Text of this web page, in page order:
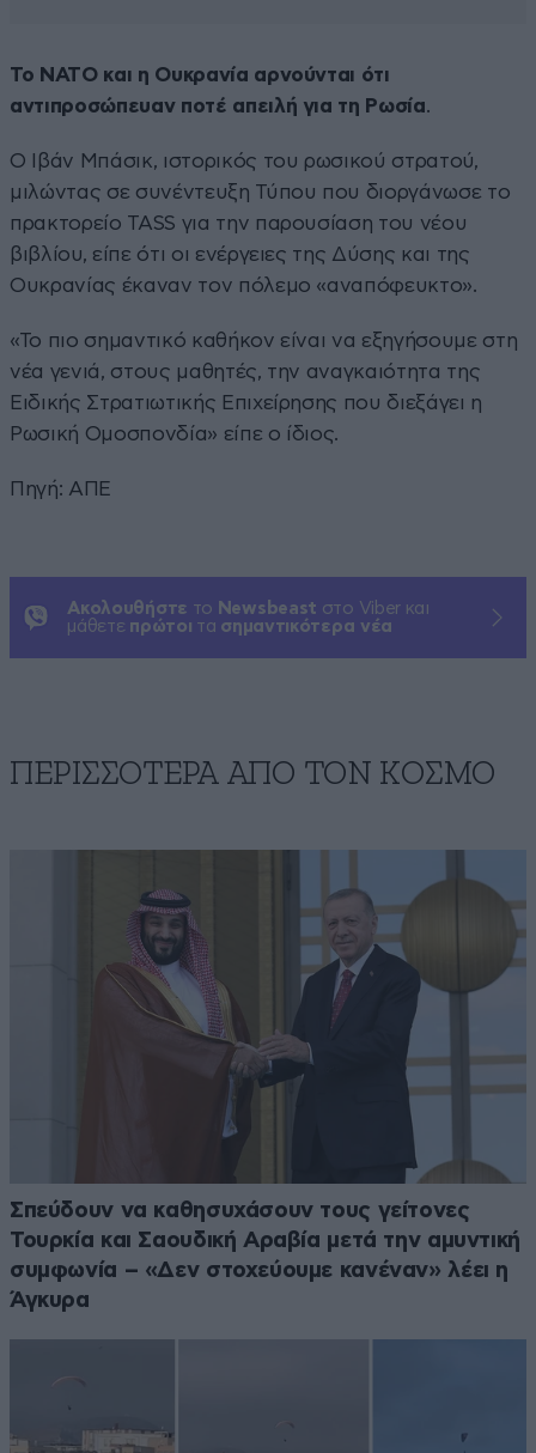
Το ΝΑΤΟ και η Ουκρανία αρνούνται ότι
αντιπροσώπευαν ποτέ απειλή για τη Ρωσία.
Ο Ιβάν Μπάσικ, ιστορικός του ρωσικού στρατού,
μιλώντας σε συνέντευξη Τύπου που διοργάνωσε το
πρακτορείο TASS για την παρουσίαση του νέου
βιβλίου, είπε ότι οι ενέργειες της Δύσης και της
Ουκρανίας έκαναν τον πόλεμο «αναπόφευκτο».
«Το πιο σημαντικό καθήκον είναι να εξηγήσουμε στη
νέα γενιά, στους μαθητές, την αναγκαιότητα της
Ειδικής Στρατιωτικής Επιχείρησης που διεξάγει η
Ρωσική Ομοσπονδία» είπε ο ίδιος.
Πηγή: ΑΠΕ
Ακολουθήστε το Newsbeast στο Viber και
μάθετε πρώτοι τα σημαντικότερα νέα
ΠΕΡΙΣΣΟΤΕΡΑ ΑΠΟ ΤΟΝ ΚΟΣΜΟ
Σπεύδουν να καθησυχάσουν τους γείτονες
Τουρκία και Σαουδική Αραβία μετά την αμυντική
συμφωνία – «Δεν στοχεύουμε κανέναν» λέει η
Άγκυρα